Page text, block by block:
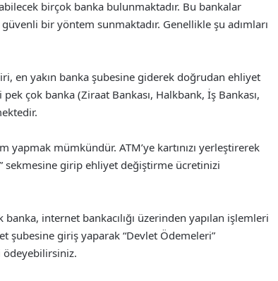
birçok banka bulunmaktadır. Bu bankalar
güvenli bir yöntem sunmaktadır. Genellikle şu adımları
en yakın banka şubesine giderek doğrudan ehliyet
çok banka (Ziraat Bankası, Halkbank, İş Bankası,
yapmak mümkündür. ATM’ye kartınızı yerleştirerek
sekmesine girip ehliyet değiştirme ücretinizi
internet bankacılığı üzerinden yapılan işlemleri
şubesine giriş yaparak “Devlet Ödemeleri”